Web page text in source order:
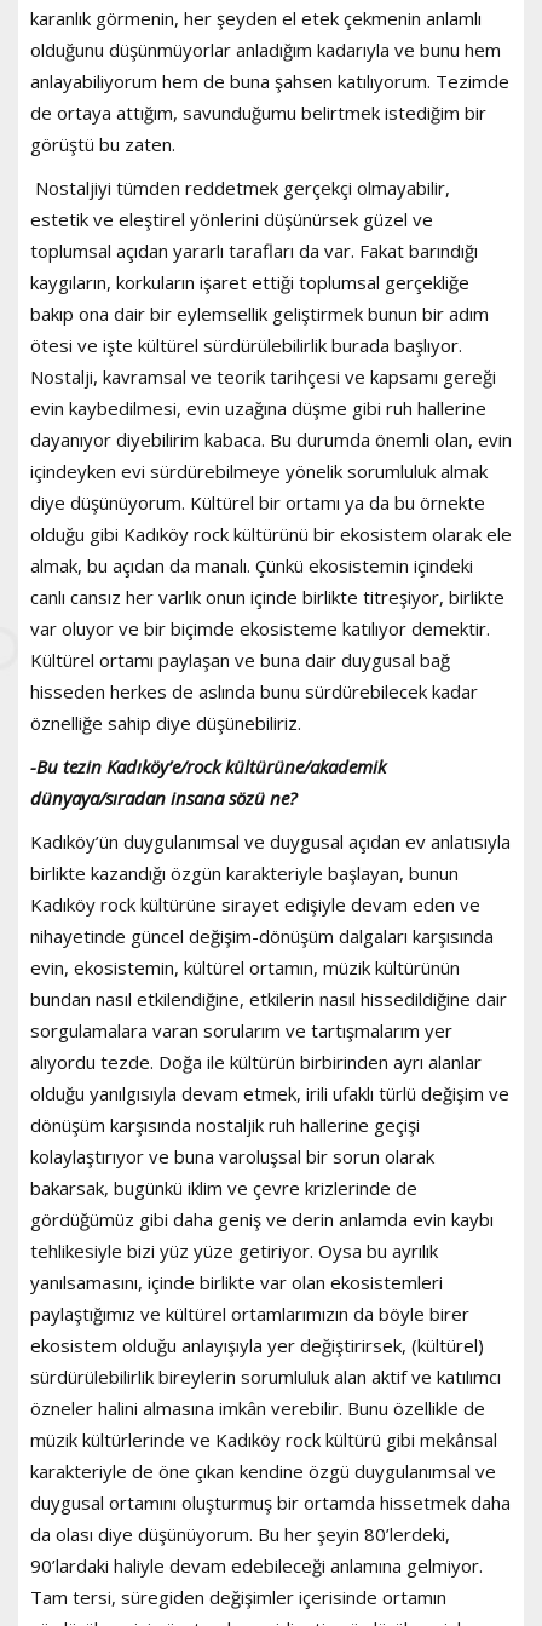
karanlık görmenin, her şeyden el etek çekmenin anlamlı
olduğunu düşünmüyorlar anladığım kadarıyla ve bunu hem
anlayabiliyorum hem de buna şahsen katılıyorum. Tezimde
de ortaya attığım, savunduğumu belirtmek istediğim bir
görüştü bu zaten.
Nostaljiyi tümden reddetmek gerçekçi olmayabilir,
estetik ve eleştirel yönlerini düşünürsek güzel ve
toplumsal açıdan yararlı tarafları da var. Fakat barındığı
kaygıların, korkuların işaret ettiği toplumsal gerçekliğe
bakıp ona dair bir eylemsellik geliştirmek bunun bir adım
ötesi ve işte kültürel sürdürülebilirlik burada başlıyor.
Nostalji, kavramsal ve teorik tarihçesi ve kapsamı gereği
evin kaybedilmesi, evin uzağına düşme gibi ruh hallerine
dayanıyor diyebilirim kabaca. Bu durumda önemli olan, evin
içindeyken evi sürdürebilmeye yönelik sorumluluk almak
diye düşünüyorum. Kültürel bir ortamı ya da bu örnekte
olduğu gibi Kadıköy rock kültürünü bir ekosistem olarak ele
almak, bu açıdan da manalı. Çünkü ekosistemin içindeki
canlı cansız her varlık onun içinde birlikte titreşiyor, birlikte
var oluyor ve bir biçimde ekosisteme katılıyor demektir.
Kültürel ortamı paylaşan ve buna dair duygusal bağ
hisseden herkes de aslında bunu sürdürebilecek kadar
öznelliğe sahip diye düşünebiliriz.
-Bu tezin Kadıköy’e/rock kültürüne/akademik
dünyaya/sıradan insana sözü ne?
Kadıköy’ün duygulanımsal ve duygusal açıdan ev anlatısıyla
birlikte kazandığı özgün karakteriyle başlayan, bunun
Kadıköy rock kültürüne sirayet edişiyle devam eden ve
nihayetinde güncel değişim-dönüşüm dalgaları karşısında
evin, ekosistemin, kültürel ortamın, müzik kültürünün
bundan nasıl etkilendiğine, etkilerin nasıl hissedildiğine dair
sorgulamalara varan sorularım ve tartışmalarım yer
alıyordu tezde. Doğa ile kültürün birbirinden ayrı alanlar
olduğu yanılgısıyla devam etmek, irili ufaklı türlü değişim ve
dönüşüm karşısında nostaljik ruh hallerine geçişi
kolaylaştırıyor ve buna varoluşsal bir sorun olarak
bakarsak, bugünkü iklim ve çevre krizlerinde de
gördüğümüz gibi daha geniş ve derin anlamda evin kaybı
tehlikesiyle bizi yüz yüze getiriyor. Oysa bu ayrılık
yanılsamasını, içinde birlikte var olan ekosistemleri
paylaştığımız ve kültürel ortamlarımızın da böyle birer
ekosistem olduğu anlayışıyla yer değiştirirsek, (kültürel)
sürdürülebilirlik bireylerin sorumluluk alan aktif ve katılımcı
özneler halini almasına imkân verebilir. Bunu özellikle de
müzik kültürlerinde ve Kadıköy rock kültürü gibi mekânsal
karakteriyle de öne çıkan kendine özgü duygulanımsal ve
duygusal ortamını oluşturmuş bir ortamda hissetmek daha
da olası diye düşünüyorum. Bu her şeyin 80’lerdeki,
90’lardaki haliyle devam edebileceği anlamına gelmiyor.
Tam tersi, süregiden değişimler içerisinde ortamın